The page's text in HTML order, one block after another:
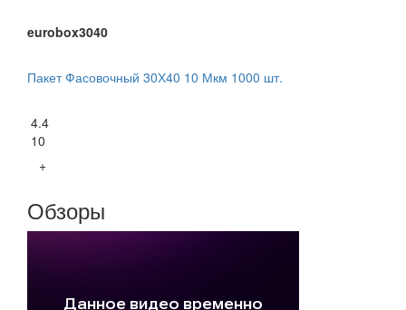
eurobox3040
Пакет Фасовочный 30Х40 10 Мкм 1000 шт.
4.4
10
+
Обзоры